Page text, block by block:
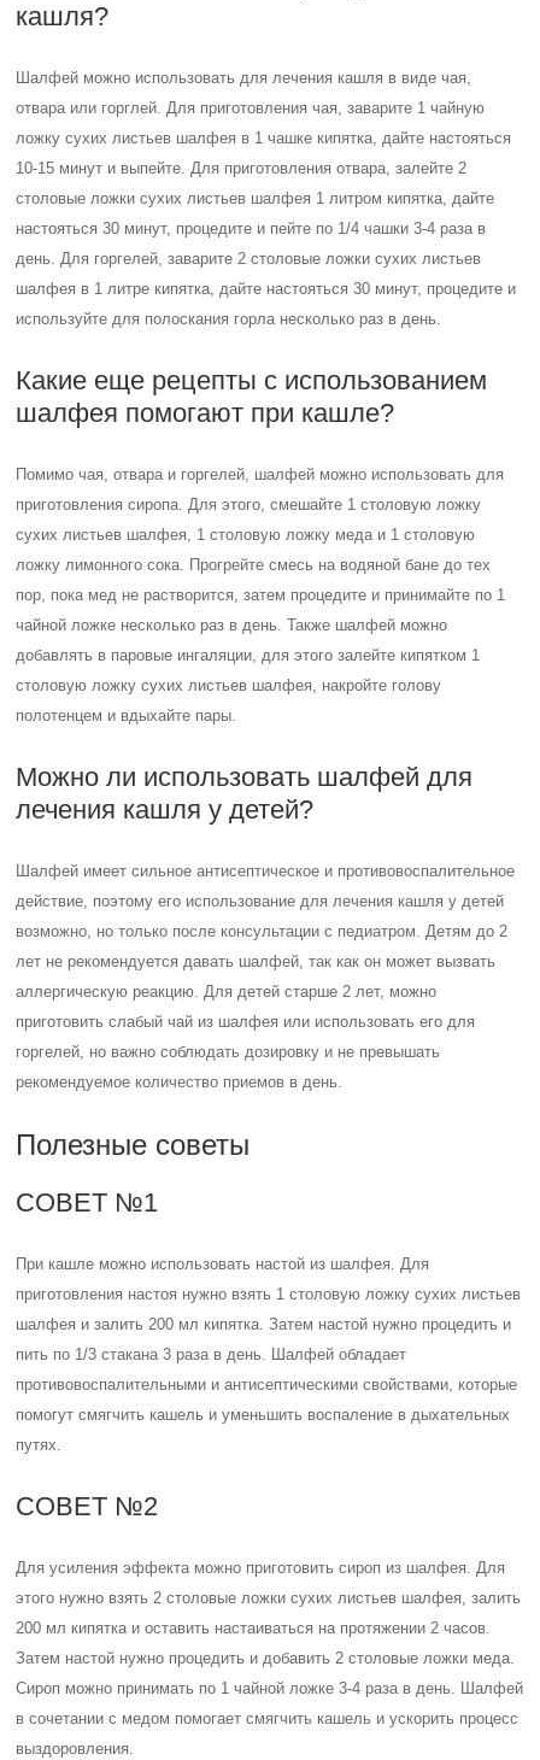
кашля?
Шалфей можно использовать для лечения кашля в виде чая,
отвара или горглей. Для приготовления чая, заварите 1 чайную
ложку сухих листьев шалфея в 1 чашке кипятка, дайте настояться
10-15 минут и выпейте. Для приготовления отвара, залейте 2
столовые ложки сухих листьев шалфея 1 литром кипятка, дайте
настояться 30 минут, процедите и пейте по 1/4 чашки 3-4 раза в
день. Для горгелей, заварите 2 столовые ложки сухих листьев
шалфея в 1 литре кипятка, дайте настояться 30 минут, процедите и
используйте для полоскания горла несколько раз в день.
Какие еще рецепты с использованием
шалфея помогают при кашле?
Помимо чая, отвара и горгелей, шалфей можно использовать для
приготовления сиропа. Для этого, смешайте 1 столовую ложку
сухих листьев шалфея, 1 столовую ложку меда и 1 столовую
ложку лимонного сока. Прогрейте смесь на водяной бане до тех
пор, пока мед не растворится, затем процедите и принимайте по 1
чайной ложке несколько раз в день. Также шалфей можно
добавлять в паровые ингаляции, для этого залейте кипятком 1
столовую ложку сухих листьев шалфея, накройте голову
полотенцем и вдыхайте пары.
Можно ли использовать шалфей для
лечения кашля у детей?
Шалфей имеет сильное антисептическое и противовоспалительное
действие, поэтому его использование для лечения кашля у детей
возможно, но только после консультации с педиатром. Детям до 2
лет не рекомендуется давать шалфей, так как он может вызвать
аллергическую реакцию. Для детей старше 2 лет, можно
приготовить слабый чай из шалфея или использовать его для
горгелей, но важно соблюдать дозировку и не превышать
рекомендуемое количество приемов в день.
Полезные советы
СОВЕТ №1
При кашле можно использовать настой из шалфея. Для
приготовления настоя нужно взять 1 столовую ложку сухих листьев
шалфея и залить 200 мл кипятка. Затем настой нужно процедить и
пить по 1/3 стакана 3 раза в день. Шалфей обладает
противовоспалительными и антисептическими свойствами, которые
помогут смягчить кашель и уменьшить воспаление в дыхательных
путях.
СОВЕТ №2
Для усиления эффекта можно приготовить сироп из шалфея. Для
этого нужно взять 2 столовые ложки сухих листьев шалфея, залить
200 мл кипятка и оставить настаиваться на протяжении 2 часов.
Затем настой нужно процедить и добавить 2 столовые ложки меда.
Сироп можно принимать по 1 чайной ложке 3-4 раза в день. Шалфей
в сочетании с медом помогает смягчить кашель и ускорить процесс
выздоровления.